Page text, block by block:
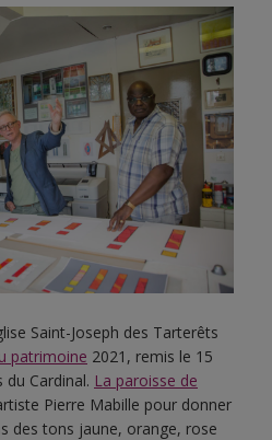
Saint-Joseph des Tarterêts
patrimoine 2021, remis le 15
Cardinal. La paroisse de
Pierre Mabille pour donner
des tons jaune, orange, rose